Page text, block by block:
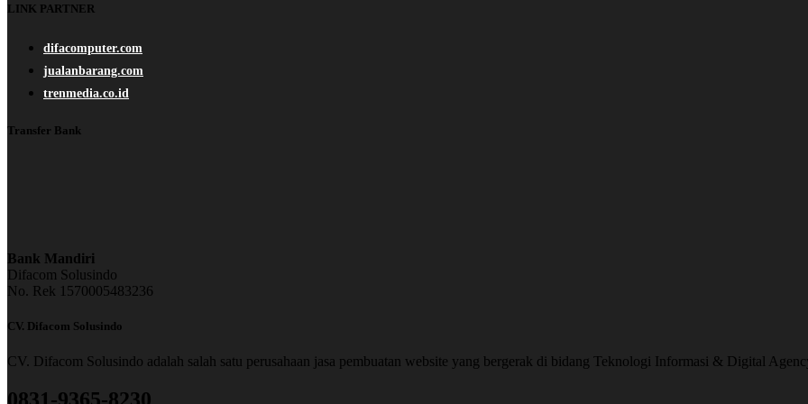
LINK PARTNER
difacomputer.com
jualanbarang.com
trenmedia.co.id
Transfer Bank
Bank Mandiri
Difacom Solusindo
No. Rek 1570005483236
CV. Difacom Solusindo
CV. Difacom Solusindo adalah salah satu perusahaan jasa pembuatan website yang bergerak di bidang Teknologi Informasi & Digital
0831-9365-8230